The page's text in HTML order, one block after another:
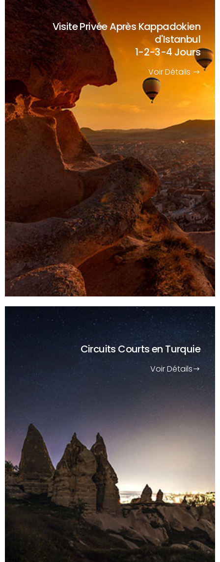
Visite Privée Après Kappadokien
d'Istanbul
1-2-3-4 Jours
Voir Détails
Circuits Courtsen Turquie
Voir Détails